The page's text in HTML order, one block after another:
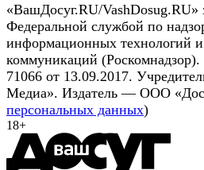
«ВашДосуг.RU/VashDosug.RU»
Федеральной службой по
информационных технологий
коммуникаций
71066 от 13.09.2017.
Медиа». Издатель — ООО
персональных данных)
18+